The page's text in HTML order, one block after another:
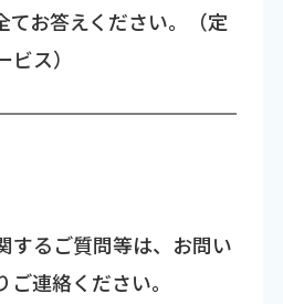
てお答えください。（定
ス）
するご質問等は、お問い
連絡ください。